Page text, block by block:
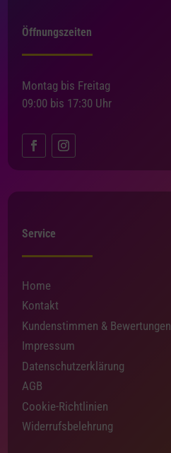
Öffnungszeiten
Montag bis Freitag
09:00 bis 17:30 Uhr
Service
Home
Kontakt
Kundenstimmen & Bewertungen
Impressum
Datenschutzerklärung
AGB
Cookie-Richtlinien
Widerrufsbelehrung